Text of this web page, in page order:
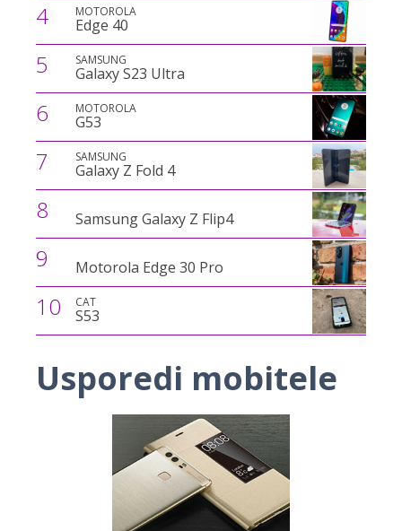
4 MOTOROLA
Edge 40
5 SAMSUNG
Galaxy S23 Ultra
6 MOTOROLA
G53
7 SAMSUNG
Galaxy Z Fold 4
8 Samsung Galaxy Z Flip4
9 Motorola Edge 30 Pro
10 CAT
S53
Usporedi mobitele